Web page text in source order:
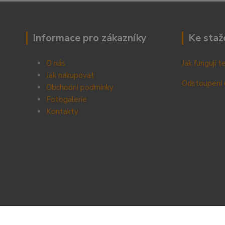
Informace pro zákazníky
O nás
Jak nakupovat
Obchodní podmínky
Fotogalerie
Kontakty
Ke
Jak fungují
Odstoupení